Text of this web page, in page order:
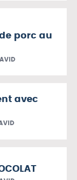
porc au
avec